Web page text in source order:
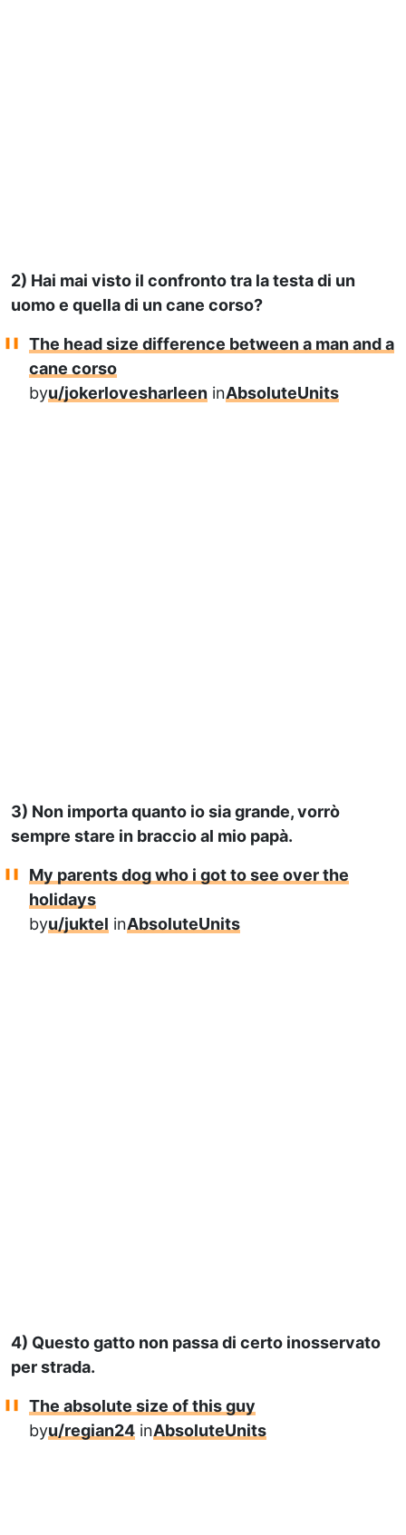
2) Hai mai visto il confronto tra la testa di un
uomo e quella di un cane corso?
The head size difference between a man and a
cane corso
byu/jokerlovesharleen inAbsoluteUnits
3) Non importa quanto io sia grande, vorrò
sempre stare in braccio al mio papà.
My parents dog who i got to see over the
holidays
byu/juktel inAbsoluteUnits
4) Questo gatto non passa di certo inosservato
per strada.
The absolute size of this guy
byu/regian24 inAbsoluteUnits